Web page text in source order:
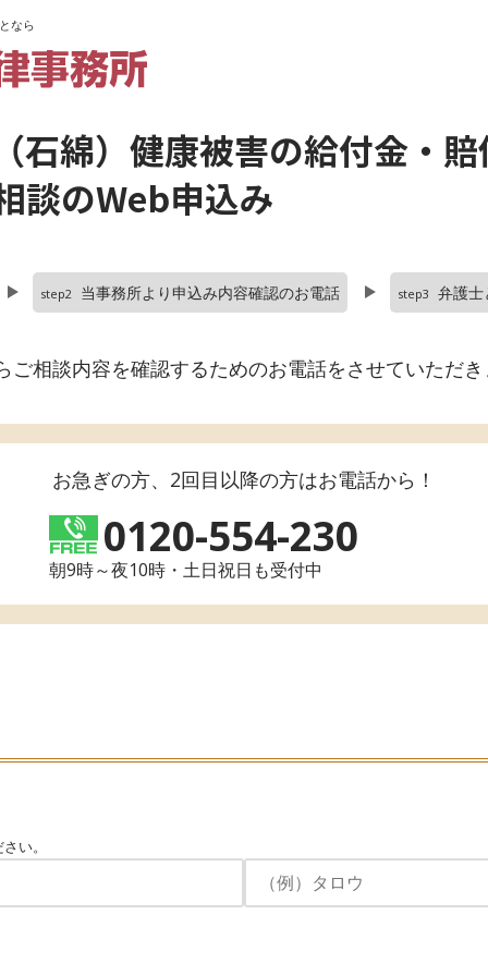
なら
石綿）健康被害の給付金・
談のWeb申込み
step2 当事務所より申込み内容確認のお電話 step3 弁護士
ご相談内容を確認するためのお電話をさせていただ
お急ぎの方、2回目以降の方はお電話から！
0120-554-230
朝9時～夜10時・土日祝日も受付中
い。